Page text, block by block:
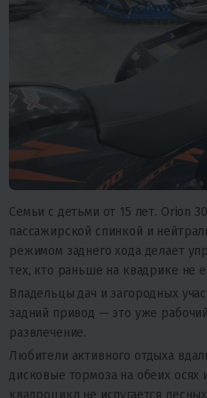
Семьи с детьми от 15 лет. Orion
пассажирской спинкой и
режимом заднего хода делает
тех, кто раньше на квадрике не
Владельцы дач и загородных
задний привод — это уже
развлечение.
Любители активного отдыха
дисковые тормоза на обеих